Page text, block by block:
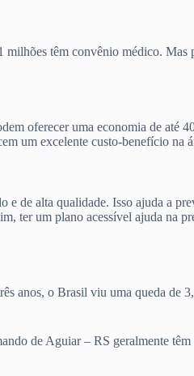
têm convênio médico. Mas
oferecer uma economia de até
um excelente custo-benefício na
de alta qualidade. Isso ajuda a
ter um plano acessível ajuda na
anos, o Brasil viu uma queda de
de Aguiar – RS geralmente